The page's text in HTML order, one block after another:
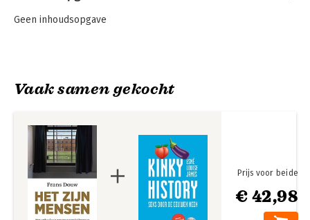
Het zijn mensen
Bekijk alle boeken
Geen inhoudsopgave
Vaak samen gekocht
€ 42,98
Prijs voor beide